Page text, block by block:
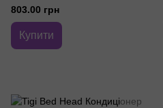
803.00 грн
Купити